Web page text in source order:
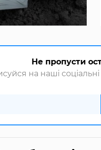
Не пропусти
на наші